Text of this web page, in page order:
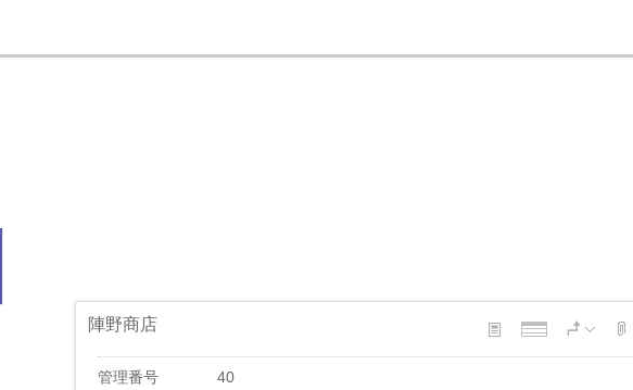
陣野商店
管理番号 40